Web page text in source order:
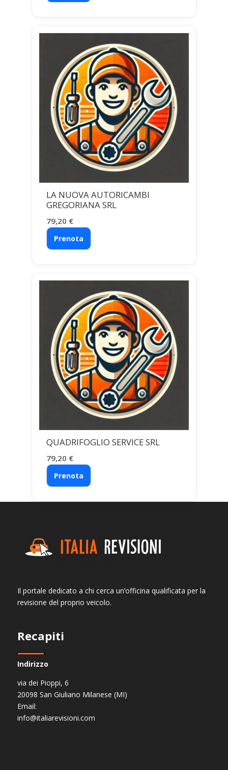
LA NUOVA AUTORICAMBI
GREGORIANA SRL
79,20 €
Prenota
QUADRIFOGLIO SERVICE SRL
79,20 €
Prenota
Il portale dedicato a chi cerca un’officina qualificata per la
revisione del proprio veicolo.
Recapiti
Indirizzo
via dei Pioppi, 6
20098 San Giuliano Milanese (MI)
Email:
info@italiarevisioni.com